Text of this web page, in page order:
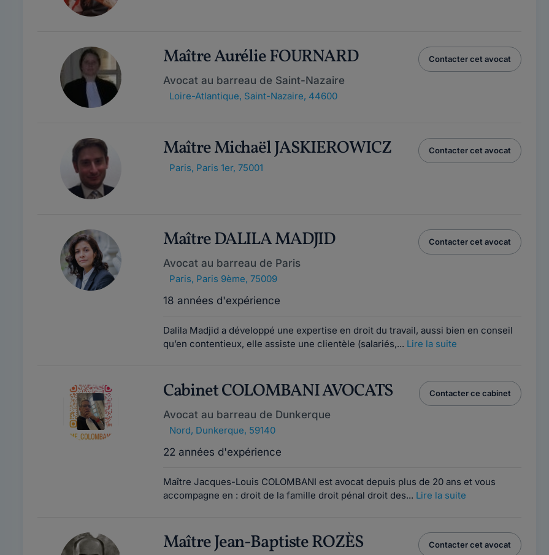
Maître Aurélie FOURNARD
Avocat au barreau de Saint-Nazaire
Loire-Atlantique, Saint-Nazaire, 44600
Contacter cet avocat
Maître Michaël JASKIEROWICZ
Paris, Paris 1er, 75001
Contacter cet avocat
Maître DALILA MADJID
Avocat au barreau de Paris
Paris, Paris 9ème, 75009
18 années d'expérience
Contacter cet avocat
Dalila Madjid a développé une expertise en droit du travail, aussi bien en conseil
qu’en contentieux, elle assiste une clientèle (salariés,... Lire la suite
Cabinet COLOMBANI AVOCATS
Avocat au barreau de Dunkerque
Nord, Dunkerque, 59140
22 années d'expérience
Contacter ce cabinet
Maître Jacques-Louis COLOMBANI est avocat depuis plus de 20 ans et vous
accompagne en : droit de la famille droit pénal droit des... Lire la suite
Maître Jean-Baptiste ROZÈS Contacter cet avocat